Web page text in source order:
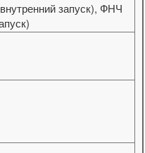
запуск), ФНЧ